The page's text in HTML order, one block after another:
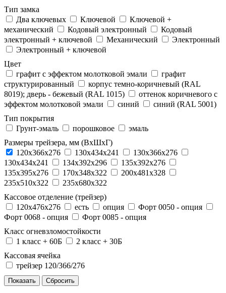
Тип замка
Два ключевых
Ключевой
Ключевой +
механический
Кодовый электронный
Кодовый
электронный + ключевой
Механический
Электронный
Электронный + ключевой
Цвет
графит с эффектом молотковой эмали
графит
структурированный
корпус темно-коричневый (RAL
8019); дверь - бежевый (RAL 1015)
оттенок коричневого с
эффектом молотковой эмали
синий
синий (RAL 5001)
Тип покрытия
Грунт-эмаль
порошковое
эмаль
Размеры трейзера, мм (ВхШхГ)
120x366x276
130x434x241
130х366х276
130х434х241
134x392x296
135x392x276
135x395x276
170x348x322
200x481x328
235x510x322
235x680x322
Кассовое отделение (трейзер)
120х476х276
есть опция
Форт 0050 - опция
Форт 0068 - опция
Форт 0085 - опция
Класс огневзломостойкости
1 класс + 60Б
2 класс + 30Б
Кассовая ячейка
трейзер 120/366/276